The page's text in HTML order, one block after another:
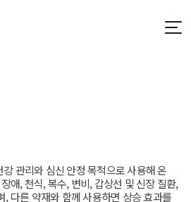
관리와 심신 안정 목적으로 사용해 온
애, 천식, 복수, 변비, 갑상선 및 신장 질환,
, 다른 약재와 함께 사용하면 상승 효과를